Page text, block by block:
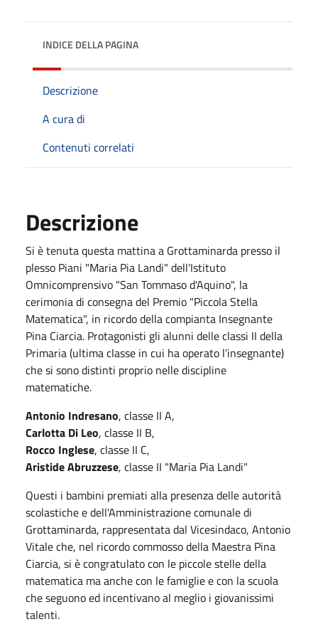
INDICE DELLA PAGINA
Descrizione
A cura di
Contenuti correlati
Descrizione
Si è tenuta questa mattina a Grottaminarda presso il
plesso Piani "Maria Pia Landi" dell'Istituto
Omnicomprensivo "San Tommaso d'Aquino", la
cerimonia di consegna del Premio "Piccola Stella
Matematica", in ricordo della compianta Insegnante
Pina Ciarcia. Protagonisti gli alunni delle classi II della
Primaria (ultima classe in cui ha operato l’insegnante)
che si sono distinti proprio nelle discipline
matematiche.
Antonio Indresano, classe II A,
Carlotta Di Leo, classe II B,
Rocco Inglese, classe II C,
Aristide Abruzzese, classe II "Maria Pia Landi"
Questi i bambini premiati alla presenza delle autorità
scolastiche e dell'Amministrazione comunale di
Grottaminarda, rappresentata dal Vicesindaco, Antonio
Vitale che, nel ricordo commosso della Maestra Pina
Ciarcia, si è congratulato con le piccole stelle della
matematica ma anche con le famiglie e con la scuola
che seguono ed incentivano al meglio i giovanissimi
talenti.